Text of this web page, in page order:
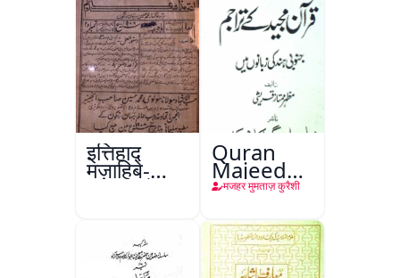
इत्तिहाद
मज़ाहिबे-
आलम, रंगून
Quran
Majeed
Keमजहर मुमताज़ कुरैशी